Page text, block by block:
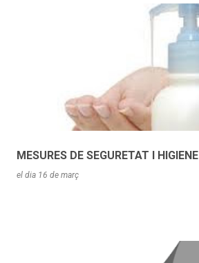
MESURES DE SEGURETAT I HIGIENE
el dia 16 de març